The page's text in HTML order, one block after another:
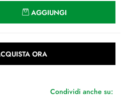
AGGIUNGI
ORA
Condividi anche su: